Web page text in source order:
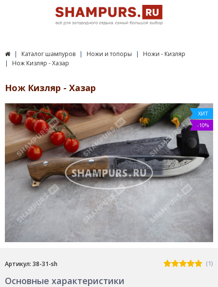
Каталог шампуров Ножи и топоры
Ножи - Кизляр
Нож Кизляр - Хазар
Нож Кизляр - Хазар
ХИТ
-10%
Артикул: 38-31-sh (1)
Основные характеристики